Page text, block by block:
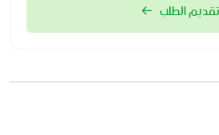
تقديم الطلب